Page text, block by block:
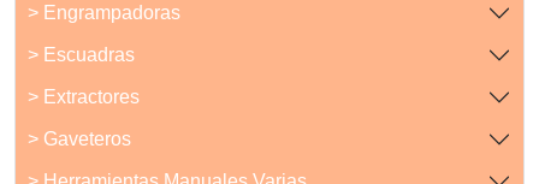
> Engrampadoras
> Escuadras
> Extractores
> Gaveteros